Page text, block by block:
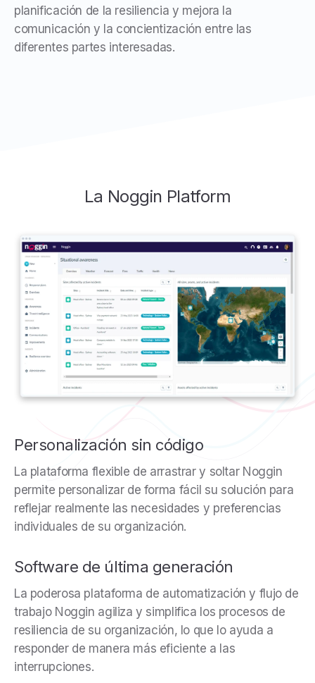
planificación de la resiliencia y mejora la
comunicación y la concientización entre las
diferentes partes interesadas.
La Noggin Platform
Personalización sin código
La plataforma flexible de arrastrar y soltar Noggin
permite personalizar de forma fácil su solución para
reflejar realmente las necesidades y preferencias
individuales de su organización.
Software de última generación
La poderosa plataforma de automatización y flujo de
trabajo Noggin agiliza y simplifica los procesos de
resiliencia de su organización, lo que lo ayuda a
responder de manera más eficiente a las
interrupciones.